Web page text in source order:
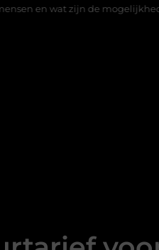
mogelijkheden? Uw